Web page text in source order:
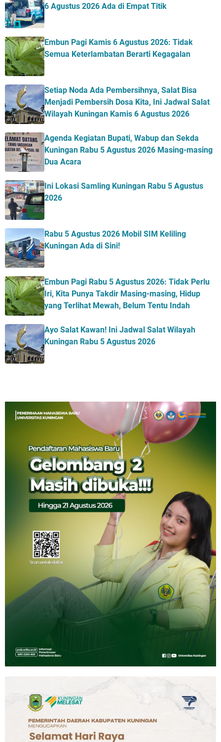
6 Agustus 2026 Ada di Empat Titik
Embun Pagi Kamis 6 Agustus 2026: Tidak
Semua Keterlambatan Berarti Kegagalan
Setiap Noda Ada Pembersihnya, Salat Bisa
Menjadi Pembersih Dosa Kita, Ini Jadwal Salat
Wilayah Kuningan Kamis 6 Agustus 2026
Agenda Kegiatan Bupati, Wabup dan Sekda
Kuningan Rabu 5 Agustus 2026 Masing-masing
Dua Acara
Ini Lokasi Samling Kuningan Rabu 5 Agustus
2026
Rabu 5 Agustus 2026 Mobil SIM Keliling
Kuningan Ada di Sini!
Embun Pagi Rabu 5 Agustus 2026: Tidak Perlu
Iri, Kita Punya Takdir Masing-masing, Hidup
yang Terlihat Mewah, Belum Tentu Indah
Ayo Salat Kawan! Ini Jadwal Salat Wilayah
Kuningan Rabu 5 Agustus 2026